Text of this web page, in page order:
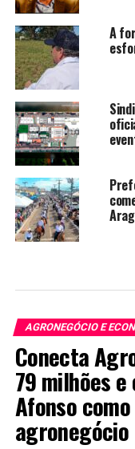
A
AGRONEGÓCIO E
Conecta
79 milhões
Afonso
agronegócio